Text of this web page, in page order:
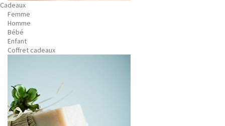
Cadeaux
Femme
Homme
Bébé
Enfant
Coffret cadeaux